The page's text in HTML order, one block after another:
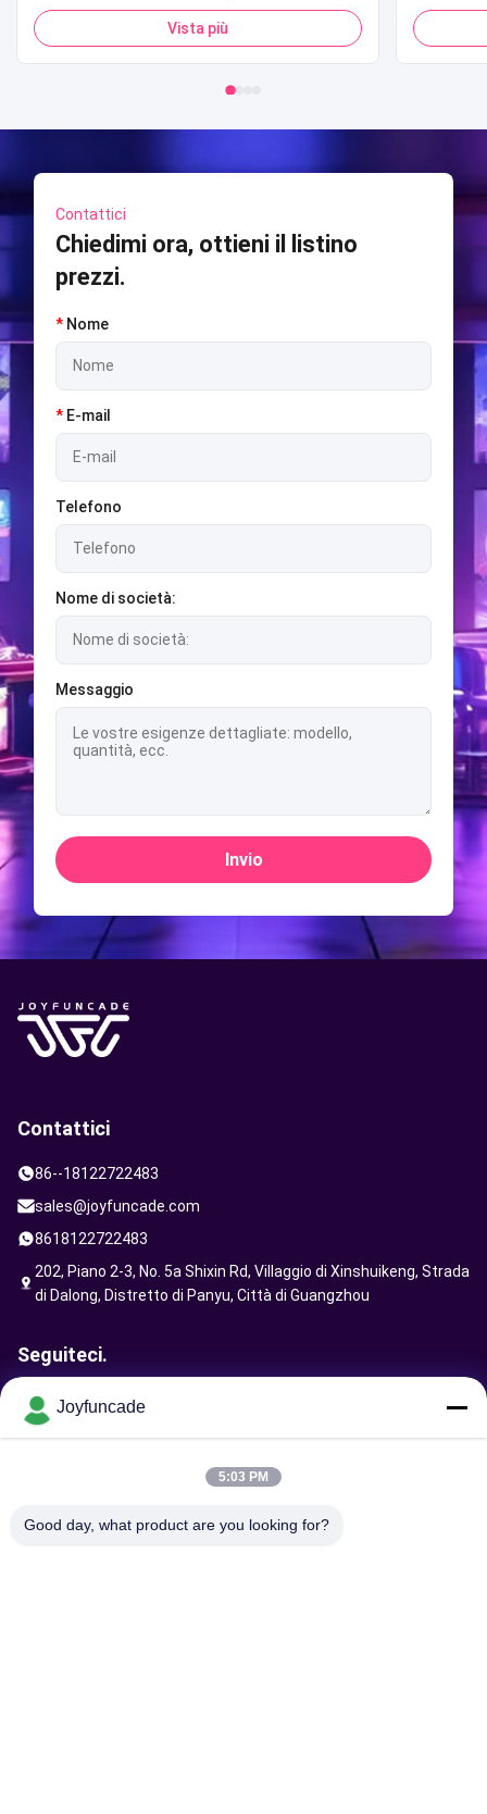
automatico con carta di credito Codice
QR Pagamento Distributore
automatico di popcorn per centro
commerciale
Vista più
Contattici
Chiedimi ora, ottieni il listino
prezzi.
* Nome
* E-mail
Telefono
Nome di società:
Messaggio
Invio
Contattici
86--18122722483
sales@joyfuncade.com
8618122722483
202, Piano 2-3, No. 5a Shixin Rd, Villaggio di Xinshuikeng, Strada
di Dalong, Distretto di Panyu, Città di Guangzhou
Seguiteci.
Joyfuncade
5:03 PM
Good day, what product are you looking for?